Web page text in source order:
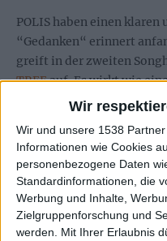
Wir
Wir und unsere 1538
Informationen wie Cookies
personenbezogene Daten
Standardinformationen, die
Werbung und Inhalte,
Zielgruppenforschung und
werden. Mit Ihrer Erlaubnis
POLIS haben einen
“Gedanken“ erinnert
greift in der zweiten
TREEauf. Es wirkt wie
Kombinationen aus dem
und dem der heutigen Zeit.
Durch regelmäßige
Instrumentalpassagen
aufrecht. Dadurch kommt
Abschlüsse der Songs
münden häufig in